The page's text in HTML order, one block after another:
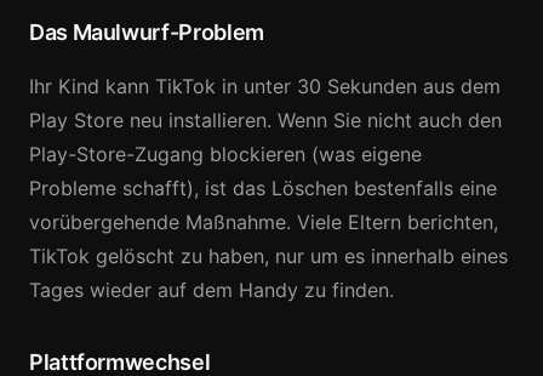
Das Maulwurf-Problem
Ihr Kind kann TikTok in unter 30 Sekunden aus dem
Play Store neu installieren. Wenn Sie nicht auch den
Play-Store-Zugang blockieren (was eigene
Probleme schafft), ist das Löschen bestenfalls eine
vorübergehende Maßnahme. Viele Eltern berichten,
TikTok gelöscht zu haben, nur um es innerhalb eines
Tages wieder auf dem Handy zu finden.
Plattformwechsel